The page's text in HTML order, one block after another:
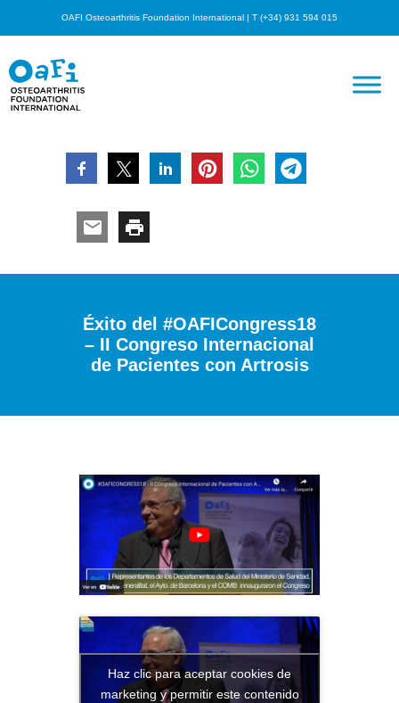
OAFI Osteoarthritis Foundation International | T (+34) 931 594 015
Éxito del #OAFICongress18
– II Congreso Internacional
de Pacientes con Artrosis
Haz clic para aceptar cookies de
marketing y permitir este contenido